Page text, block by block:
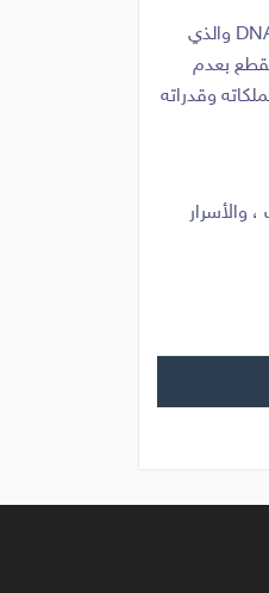
– أثبتت دراسات البيولوجيا الجزيئية حديثا أن كل إنسان متميز عن الإنسان الآخر في صفات فردية لا تتكرر مثل بصمات أصابع اليدين والقدمين والحامض النوويDNA والذي
بعدم
وقدراته
والأسرار